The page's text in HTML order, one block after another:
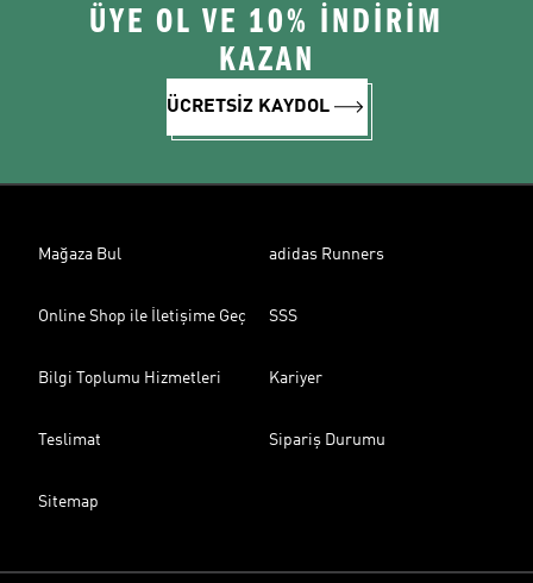
ÜYE OL VE 10% İNDİRİM
KAZAN
ÜCRETSİZ KAYDOL
Mağaza Bul adidas Runners
Online Shop ile İletişime Geç SSS
Bilgi Toplumu Hizmetleri Kariyer
Teslimat Sipariş Durumu
Sitemap